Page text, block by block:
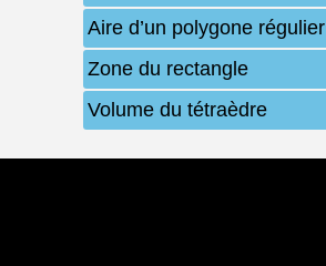
Aire d’un polygone régulier
Zone du rectangle
Volume du tétraèdre